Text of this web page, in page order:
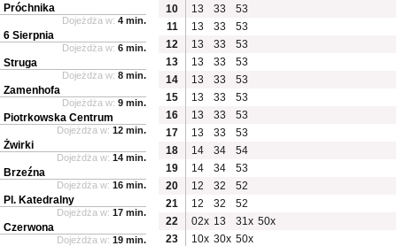
10
13 33
53
11
13 33
53
12
13 33
53
13
13 33
53
14
13 33
53
15
13 33
53
16
13 33
53
17
13 33
53
18
14 34
54
19
14 34
53
20
12 32
52
21
12 32
52
22
02x 13 31x 50x
23
10x 30x 50x
Próchnika
Dojeżdża w: 4 min.
6 Sierpnia
Dojeżdża w: 6 min.
Struga
Dojeżdża w: 8 min.
Zamenhofa
Dojeżdża w: 9 min.
Piotrkowska Centrum
Dojeżdża w: 12 min.
Żwirki
Dojeżdża w: 14 min.
Brzeźna
Dojeżdża w: 16 min.
Pl. Katedralny
Dojeżdża w: 17 min.
Czerwona
Dojeżdża w: 19 min.